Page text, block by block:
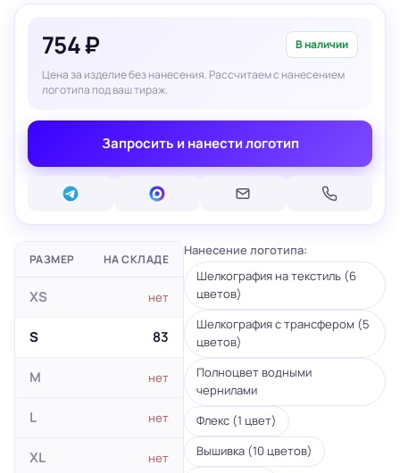
754 ₽ В наличии
Цена за изделие без нанесения. Рассчитаем с нанесением
логотипа под ваш тираж.
Запросить и нанести логотип
РАЗМЕР НА СКЛАДЕ
XS нет
S 83
M нет
L нет
XL нет
Нанесение логотипа:
Шелкография на текстиль (6
цветов)
Шелкография с трансфером (5
цветов)
Полноцвет водными
чернилами
Флекс (1 цвет)
Вышивка (10 цветов)